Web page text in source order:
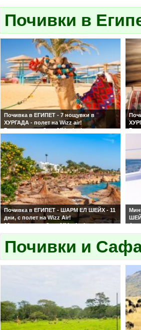
Кратко приключение в Египет - 2 нощ. в
Луксор и 2 нощ. в Хургада на ALL
Inclusive
и
Почивки в
Почивка в ЕГИПЕТ - 7 нощувки в
ХУРГАДА - полет на Wizz air!
7 нощувки на база Аll Inclusive в
избрания от Вас хотел! Потвърдена
програма от София!
Почивка в ЕГИПЕТ - ШАРМ ЕЛ ШЕЙХ - 11
дни, с полет на Wizz Air!
10 нощувки на база Аll Inclusive в
избрания от Вас хотел! Редовни полети
на Wizz Air!
4
Почивки и